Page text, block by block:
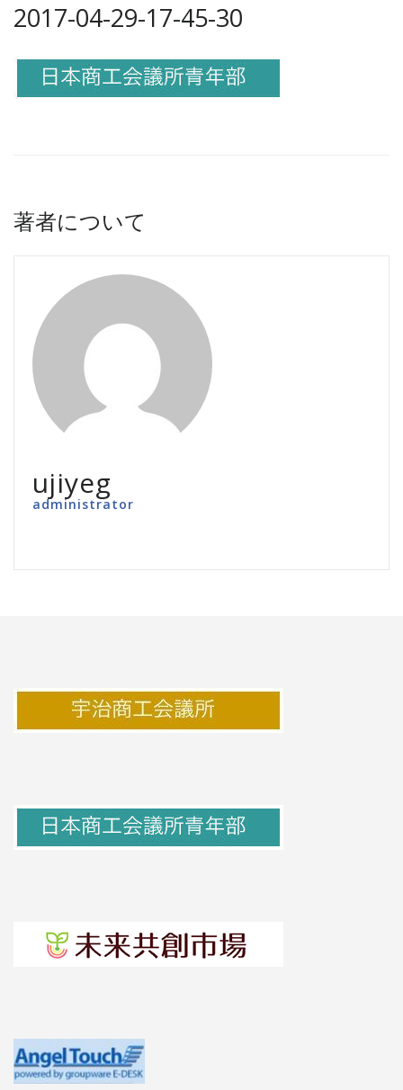
2017-04-29-17-45-30
著者について
ujiyeg
administrator